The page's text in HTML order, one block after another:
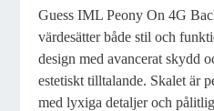
Guess IML Peony On 4G
värdesätter både stil och
design med avancerat skydd
estetiskt tilltalande. Skalet är
med lyxiga detaljer och